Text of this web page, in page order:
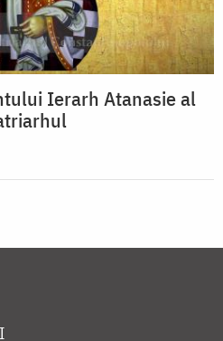
Ierarh Atanasie al